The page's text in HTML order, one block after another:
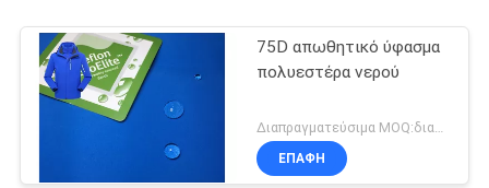
75D απωθητικό ύφασμα
πολυεστέρα νερού
ΕΠΑΦΉ